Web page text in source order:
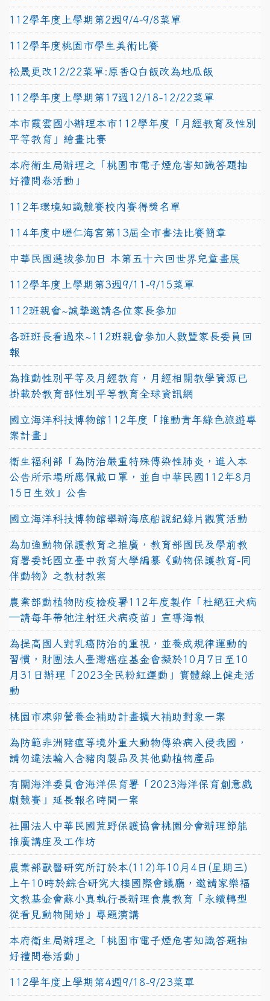
112學年度上學期第2週9/4-9/8菜單
112學年度桃園市學生美術比賽
松晟更改12/22菜單:原香Q白飯改為地瓜飯
112學年度上學期第17週12/18-12/22菜單
本市霞雲國小辦理本市112學年度「月經教育及性別
平等教育」繪畫比賽
本府衛生局辦理之「桃園市電子煙危害知識答題抽
好禮問卷活動」
112年環境知識競賽校內賽得獎名單
114年度中壢仁海宮第13屆全市書法比賽簡章
中華民國選拔參加日 本第五十六回世界兒童畫展
112學年度上學期第3週9/11-9/15菜單
112班親會~誠摯邀請各位家長參加
各班班長看過來~112班親會參加人數暨家長委員回
報
為推動性別平等及月經教育，月經相關教學資源已
掛載於教育部性別平等教育全球資訊網
國立海洋科技博物館112年度「推動青年綠色旅遊專
案計畫」
衛生福利部「為防治嚴重特殊傳染性肺炎，進入本
公告所示場所應佩戴口罩，並自中華民國112年8月
15日生效」公告
國立海洋科技博物館舉辦海底船說紀錄片觀賞活動
為加強動物保護教育之推廣，教育部國民及學前教
育署委託國立臺中教育大學編纂《動物保護教育-同
伴動物》之教材教案
農業部動植物防疫檢疫署112年度製作「杜絕狂犬病
—請每年帶牠注射狂犬病疫苗」宣導海報
為提高國人對乳癌防治的重視，並養成規律運動的
習慣，財團法人臺灣癌症基金會擬於10月7日至10
月31日辦理「2023全民粉紅運動」實體線上健走活
動
桃園市凍卵營養金補助計畫擴大補助對象一案
為防範非洲豬瘟等境外重大動物傳染病入侵我國，
請勿違法輸入含豬肉製品及其他動植物產品
有關海洋委員會海洋保育署「2023海洋保育創意戲
劇競賽」延長報名時間一案
社團法人中華民國荒野保護協會桃園分會辦理節能
推廣講座及工作坊
農業部獸醫研究所訂於本(112)年10月4日(星期三)
上午10時於綜合研究大樓國際會議廳，邀請家樂福
文教基金會蘇小真執行長辦理食農教育「永續轉型
從看見動物開始」專題演講
本府衛生局辦理之「桃園市電子煙危害知識答題抽
好禮問卷活動」
112學年度上學期第4週9/18-9/23菜單